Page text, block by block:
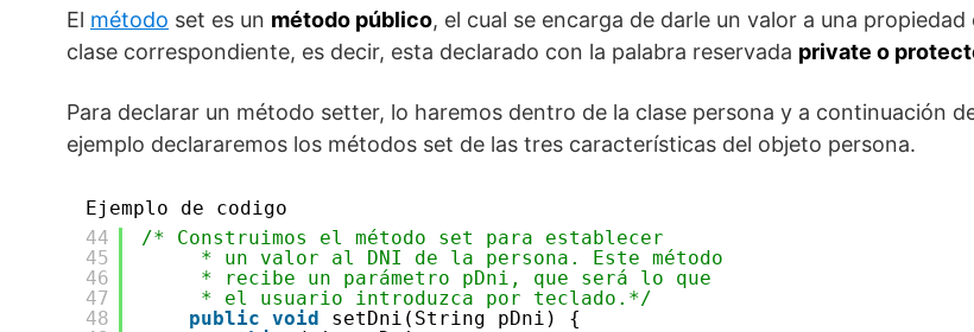
El método set es un método público, el cual se encarga de darle un valor a una
clase correspondiente, es decir, esta declarado con la palabra reservada private o
Para declarar un método setter, lo haremos dentro de la clase persona y a continuación
ejemplo declararemos los métodos set de las tres características del objeto persona.
Ejemplo de codigo
44
45
46
47
48
/* Construimos el método set para establecer
* un valor al DNI de la persona. Este método
* recibe un parámetro pDni, que será lo que
* el usuario introduzca por teclado.*/
public void
setDni(String pDni) {